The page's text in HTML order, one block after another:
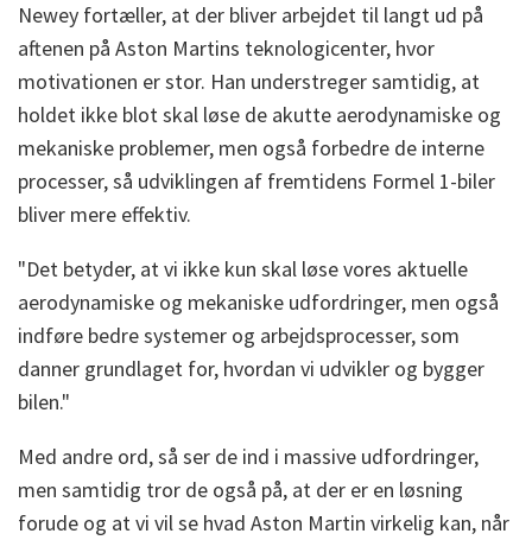
Newey fortæller, at der bliver arbejdet til langt ud på
aftenen på Aston Martins teknologicenter, hvor
motivationen er stor. Han understreger samtidig, at
holdet ikke blot skal løse de akutte aerodynamiske og
mekaniske problemer, men også forbedre de interne
processer, så udviklingen af fremtidens Formel 1-biler
bliver mere effektiv.
"Det betyder, at vi ikke kun skal løse vores aktuelle
aerodynamiske og mekaniske udfordringer, men også
indføre bedre systemer og arbejdsprocesser, som
danner grundlaget for, hvordan vi udvikler og bygger
bilen."
Med andre ord, så ser de ind i massive udfordringer,
men samtidig tror de også på, at der er en løsning
forude og at vi vil se hvad Aston Martin virkelig kan, når